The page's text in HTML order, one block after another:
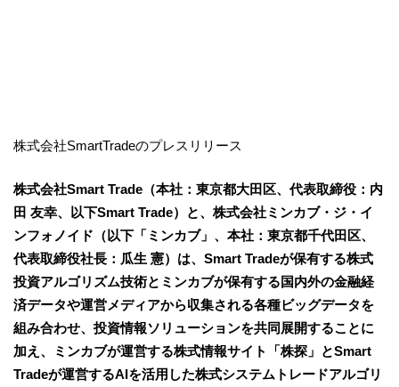
株式会社SmartTradeのプレスリリース
株式会社Smart Trade（本社：東京都大田区、代表取締役：内
田 友幸、以下Smart Trade）と、株式会社ミンカブ・ジ・イ
ンフォノイド（以下「ミンカブ」、本社：東京都千代田区、
代表取締役社長：瓜生 憲）は、Smart Tradeが保有する株式
投資アルゴリズム技術とミンカブが保有する国内外の金融経
済データや運営メディアから収集される各種ビッグデータを
組み合わせ、投資情報ソリューションを共同展開することに
加え、ミンカブが運営する株式情報サイト「株探」とSmart
Tradeが運営するAIを活用した株式システムトレードアルゴリ